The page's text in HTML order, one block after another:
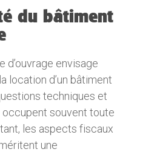
du bâtiment
d’ouvrage envisage
location d’un bâtiment
techniques et
souvent toute
les aspects fiscaux
une